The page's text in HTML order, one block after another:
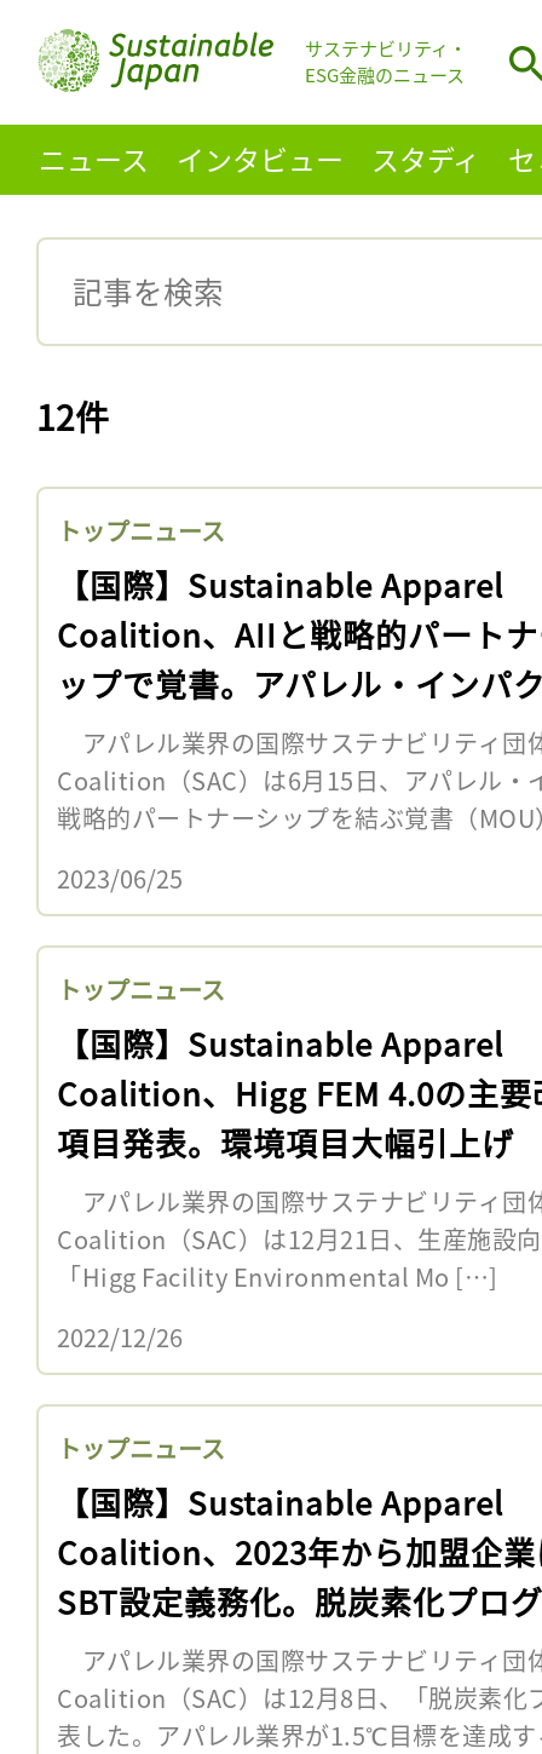
サステナビリティ・
ESG金融のニュース
ニュース インタビュー スタディ
12件
トップニュース
【国際】Sustainable Apparel
Coalition、AIIと戦略的パート
ップで覚書。アパレル・インパ
アパレル業界の国際サステナビリティ
Coalition（SAC）は6月15日、アパレル・
戦略的パートナーシップを結ぶ覚書（
2023/06/25
トップニュース
【国際】Sustainable Apparel
Coalition、Higg FEM 4.0の主要
項目発表。環境項目大幅引上げ
アパレル業界の国際サステナビリティ
Coalition（SAC）は12月21日、生産施設
「Higg Facility Environmental Mo […]
2022/12/26
トップニュース
【国際】Sustainable Apparel
Coalition、2023年から加盟企
SBT設定義務化。脱炭素化プロ
アパレル業界の国際サステナビリティ
Coalition（SAC）は12月8日、「脱炭素化
表した。アパレル業界が1.5℃目標を達成